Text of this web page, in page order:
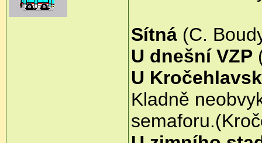
Sítná (C.
U dnešní VZP
U
Kladně